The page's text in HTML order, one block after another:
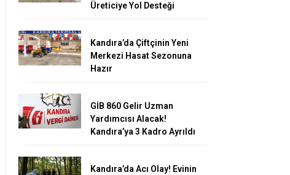
Üreticiye Yol Desteği
Kandıra’da Çiftçinin Yeni
Merkezi Hasat Sezonuna
Hazır
GİB 860 Gelir Uzman
Yardımcısı Alacak!
Kandıra’ya 3 Kadro Ayrıldı
Kandıra’da Acı Olay! Evinin